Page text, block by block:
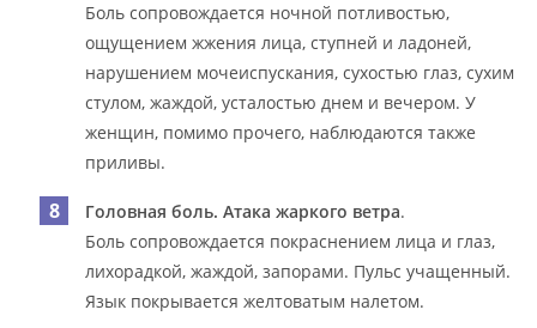
Боль сопровождается ночной потливостью,
ощущением жжения лица, ступней и ладоней,
нарушением мочеиспускания, сухостью глаз, сухим
стулом, жаждой, усталостью днем и вечером. У
женщин, помимо прочего, наблюдаются также
приливы.
Головная боль. Атака жаркого ветра.
Боль сопровождается покраснением лица и глаз,
лихорадкой, жаждой, запорами. Пульс учащенный.
Язык покрывается желтоватым налетом.